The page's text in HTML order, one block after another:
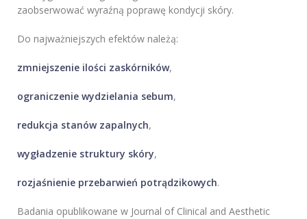
zaobserwować wyraźną poprawę kondycji skóry.
Do najważniejszych efektów należą:
zmniejszenie ilości zaskórników,
ograniczenie wydzielania sebum,
redukcja stanów zapalnych,
wygładzenie struktury skóry,
rozjaśnienie przebarwień potrądzikowych.
Badania opublikowane w Journal of Clinical and Aesthetic